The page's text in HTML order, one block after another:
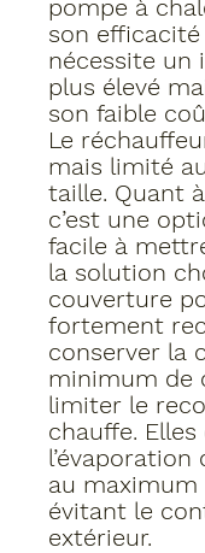
pompe à
son
nécessite un
plus élevé
son faible
Le
mais limité
taille. Quant
c’est une
facile à
la solution
couverture
fortement
conserver la
minimum de
limiter le
chauffe.
l’évaporation
au
évitant le
extérieur.